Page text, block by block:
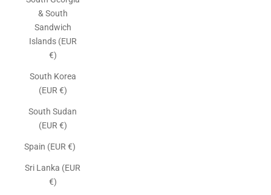
& South
Sandwich
Islands (EUR
€)
South Korea
(EUR €)
South Sudan
(EUR €)
Spain (EUR €)
Sri Lanka (EUR
€)